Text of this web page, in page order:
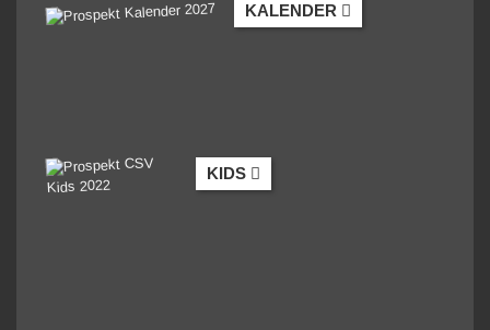
KALENDER
KIDS